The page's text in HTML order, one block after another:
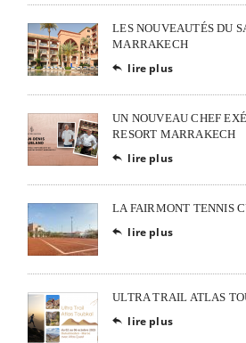
LES NOUVEAUTÉS DU
MARRAKECH
 lire plus
UN NOUVEAU CHEF
RESORT MARRAKECH
 lire plus
LA FAIRMONT TENNIS
 lire plus
ULTRA TRAIL ATLAS
 lire plus